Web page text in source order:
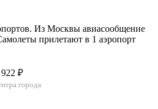
Из Москвы авиасообщение
прилетают в 1 аэропорт
₽
города